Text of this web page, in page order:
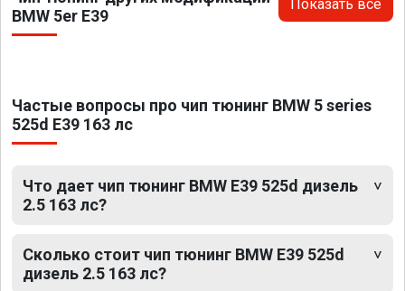
BMW 5er E39
Показать все
Частые вопросы про чип тюнинг BMW 5 series
525d E39 163 лс
Что дает чип тюнинг BMW E39 525d дизель
2.5 163 лс?
Сколько стоит чип тюнинг BMW E39 525d
дизель 2.5 163 лс?